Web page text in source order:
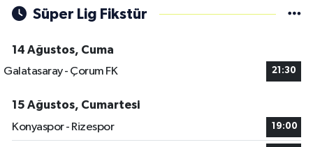
Süper Lig Fikstür
14 Ağustos, Cuma
Galatasaray - Çorum FK
21:30
15 Ağustos, Cumartesi
Konyaspor - Rizespor
19:00